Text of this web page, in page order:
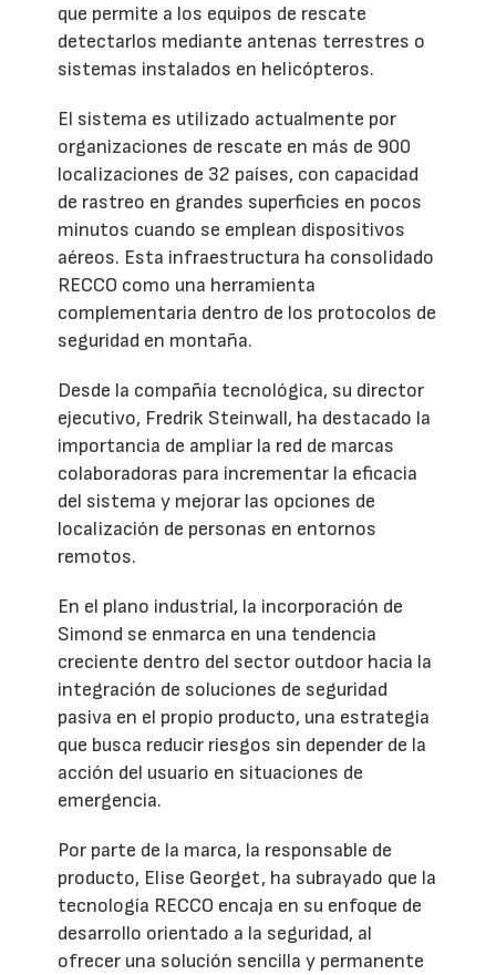
que permite a los equipos de rescate
detectarlos mediante antenas terrestres o
sistemas instalados en helicópteros.
El sistema es utilizado actualmente por
organizaciones de rescate en más de 900
localizaciones de 32 países, con capacidad
de rastreo en grandes superficies en pocos
minutos cuando se emplean dispositivos
aéreos. Esta infraestructura ha consolidado
RECCO como una herramienta
complementaria dentro de los protocolos de
seguridad en montaña.
Desde la compañía tecnológica, su director
ejecutivo, Fredrik Steinwall, ha destacado la
importancia de ampliar la red de marcas
colaboradoras para incrementar la eficacia
del sistema y mejorar las opciones de
localización de personas en entornos
remotos.
En el plano industrial, la incorporación de
Simond se enmarca en una tendencia
creciente dentro del sector outdoor hacia la
integración de soluciones de seguridad
pasiva en el propio producto, una estrategia
que busca reducir riesgos sin depender de la
acción del usuario en situaciones de
emergencia.
Por parte de la marca, la responsable de
producto, Elise Georget, ha subrayado que la
tecnología RECCO encaja en su enfoque de
desarrollo orientado a la seguridad, al
ofrecer una solución sencilla y permanente